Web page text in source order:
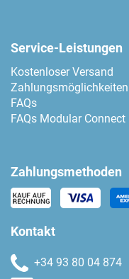
Service-Leistungen
Kostenloser Versand
Zahlungsmöglichkeiten
FAQs
FAQs Modular Connect
Zahlungsmethoden
Kontakt
+34 93 80 04 874